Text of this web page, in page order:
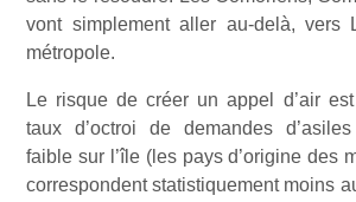
vont simplement aller au-delà, vers
métropole.
Le risque de créer un appel d’air
taux d’octroi de demandes
faible sur l’île (les pays d’origine des
correspondent statistiquement moins